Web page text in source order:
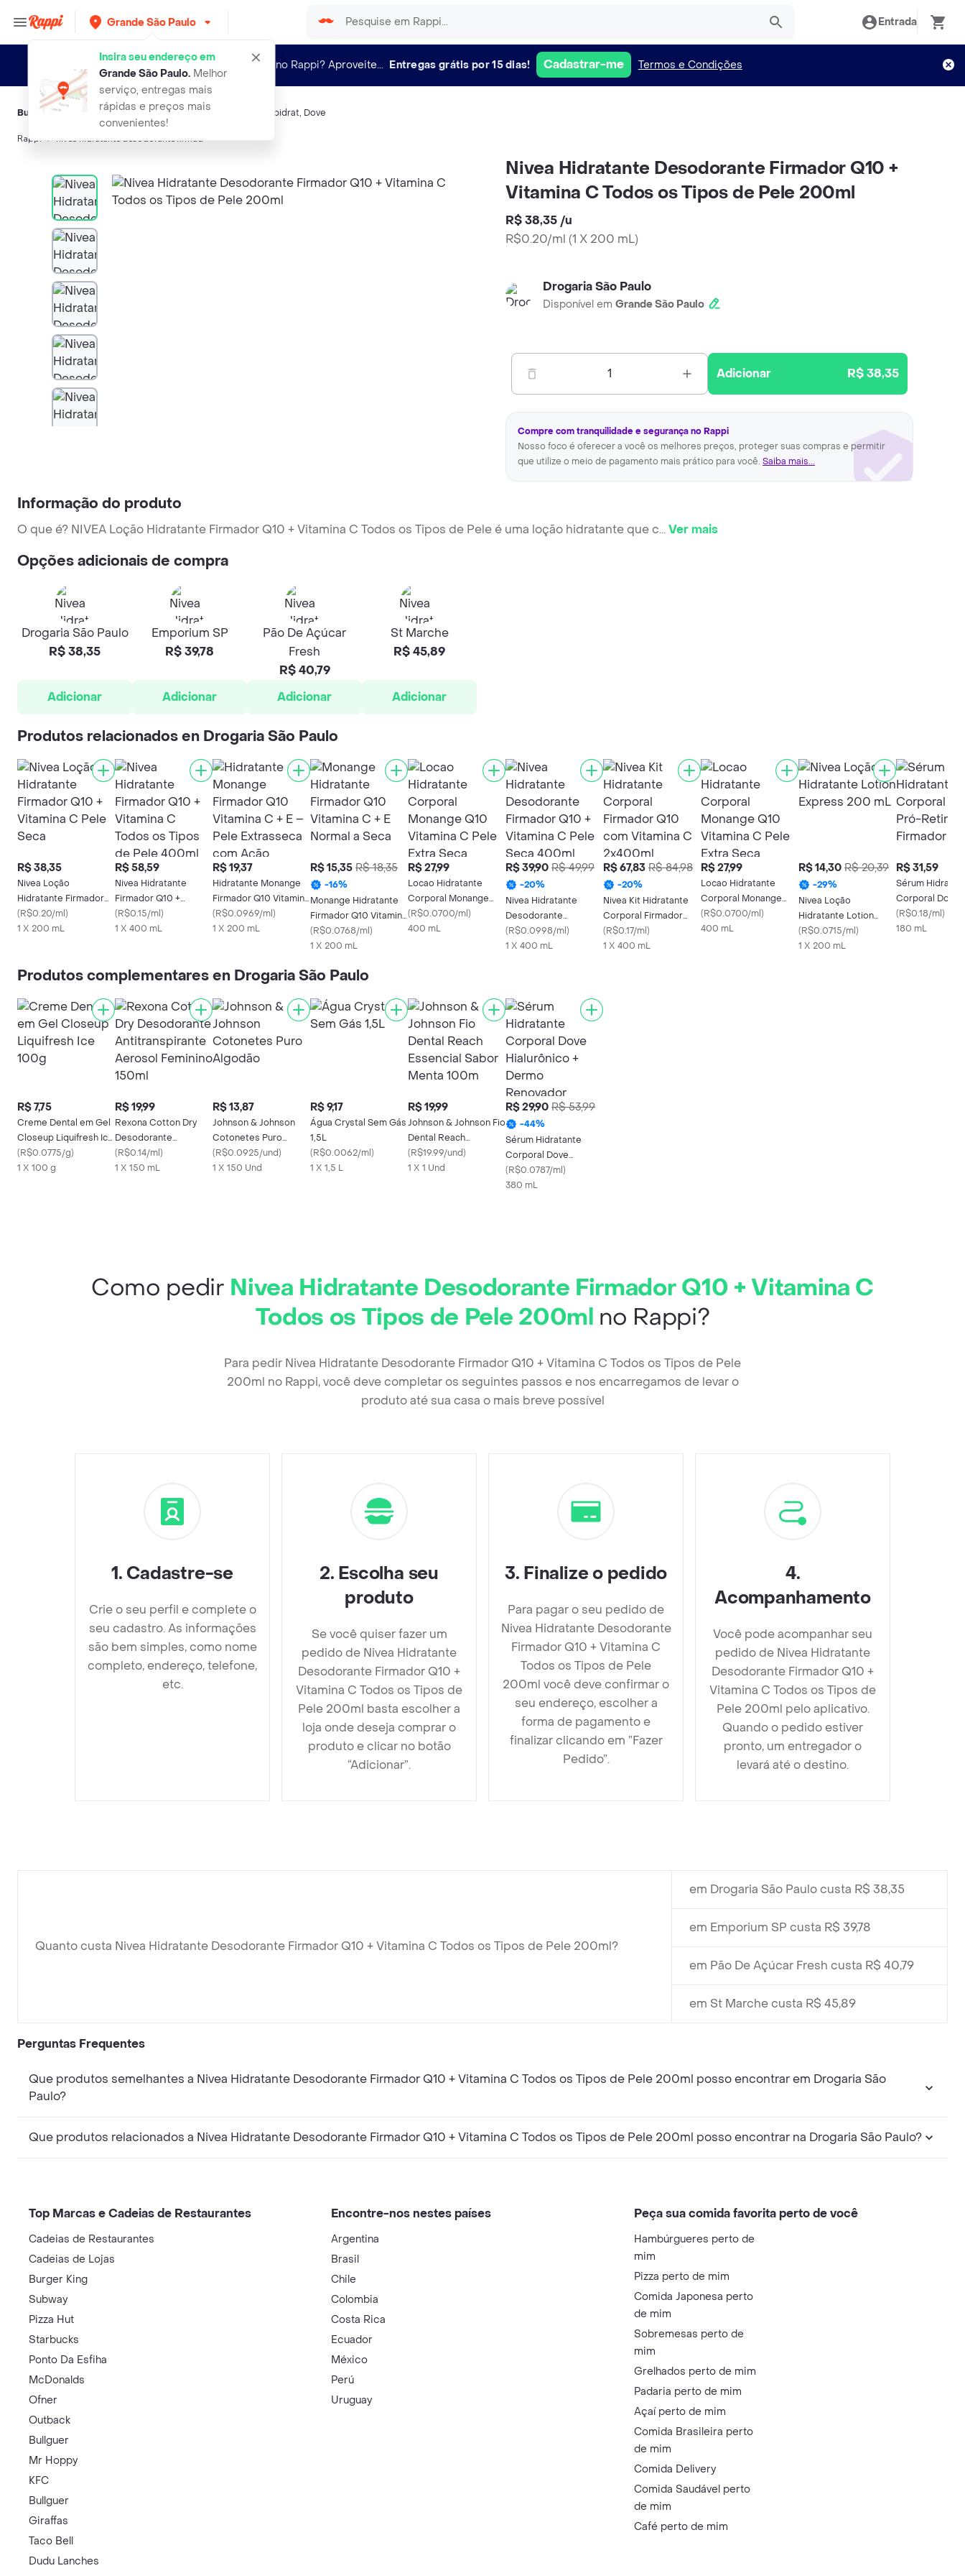
Grande São Paulo
Insira seu endereço em
Grande São Paulo.Melhor
serviço, entregas mais
rápidas e preços mais
convenientes!
Entrada
Novo no Rappi? Aproveite... Entregas grátis por 15 dias! Cadastrar-me Termos e Condições
Buscas relacionadas:Hidratantes faciais, Nivea Epidrat, Dove
Rappi nivea hidratante desodorante firmad
Nivea Hidratante Desodorante Firmador Q10 +
Vitamina C Todos os Tipos de Pele 200ml
R$ 38,35 /u
R$0.20/ml (1 X 200 mL)
Drogaria São Paulo
Disponível em Grande São Paulo
1 Adicionar R$ 38,35
Compre com tranquilidade e segurança no Rappi
Nosso foco é oferecer a você os melhores preços, proteger suas compras e permitir
que utilize o meio de pagamento mais prático para você. Saiba mais...
Informação do produto
O que é? NIVEA Loção Hidratante Firmador Q10 + Vitamina C Todos os Tipos de Pele é uma loção hidratante que c...Ver mais
Opções adicionais de compra
Drogaria São Paulo
R$ 38,35
Adicionar
Emporium SP
R$ 39,78
Adicionar
Pão De Açúcar
Fresh
R$ 40,79
Adicionar
St Marche
R$ 45,89
Adicionar
Produtos relacionados en Drogaria São Paulo
R$ 38,35
Nivea Loção
Hidratante Firmador
Q10 + Vitamina C Pele
Seca
(R$0.20/ml)
1 X 200 mL
R$ 58,59
Nivea Hidratante
Firmador Q10 +
Vitamina C Todos os
Tipos de Pele 400ml
(R$0.15/ml)
1 X 400 mL
R$ 19,37
Hidratante Monange
Firmador Q10 Vitamina
C + E – Pele
Extrasseca com Ação
(R$0.0969/ml)
1 X 200 mL
R$ 15,35 R$ 18,35
-16%
Monange Hidratante
Firmador Q10 Vitamina
C + E Normal a Seca
(R$0.0768/ml)
1 X 200 mL
R$ 27,99
Locao Hidratante
Corporal Monange
Q10 Vitamina C Pele
Extra Seca
(R$0.0700/ml)
400 mL
R$ 39,90 R$ 49,99
-20%
Nivea Hidratante
Desodorante
Firmador Q10 +
Vitamina C Pele Seca
(R$0.0998/ml)
1 X 400 mL
R$ 67,83 R$ 84,98
-20%
Nivea Kit Hidratante
Corporal Firmador
Q10 com Vitamina C
2x400ml
(R$0.17/ml)
1 X 400 mL
R$ 27,99
Locao Hidratante
Corporal Monange
Q10 Vitamina C Pele
Extra Seca
(R$0.0700/ml)
400 mL
R$ 14,30 R$ 20,39
-29%
Nivea Loção
Hidratante Lotion
Express 200 mL
(R$0.0715/ml)
1 X 200 mL
R$ 31,59
Sérum
Corporal Dove
Retinol +
180ml
(R$0.18/ml)
180 mL
Produtos complementares en Drogaria São Paulo
R$ 7,75
Creme Dental em Gel
Closeup Liquifresh Ice
100g
(R$0.0775/g)
1 X 100 g
R$ 19,99
Rexona Cotton Dry
Desodorante
Antitranspirante
Aerosol Feminino
(R$0.14/ml)
1 X 150 mL
R$ 13,87
Johnson & Johnson
Cotonetes Puro
Algodão
(R$0.0925/und)
1 X 150 Und
R$ 9,17
Água Crystal Sem Gás
1,5L
(R$0.0062/ml)
1 X 1,5 L
R$ 19,99
Johnson & Johnson Fio
Dental Reach
Essencial Sabor
Menta 100m
(R$19.99/und)
1 X 1 Und
R$ 29,90 R$ 53,99
-44%
Sérum Hidratante
Corporal Dove
Hialurônico + Dermo
Renovador 380ml
(R$0.0787/ml)
380 mL
Como pedir Nivea Hidratante Desodorante Firmador Q10 + Vitamina C
Todos os Tipos de Pele 200ml no Rappi?
Para pedir Nivea Hidratante Desodorante Firmador Q10 + Vitamina C Todos os Tipos de Pele
200ml no Rappi, você deve completar os seguintes passos e nos encarregamos de levar o
produto até sua casa o mais breve possível
1. Cadastre-se
Crie o seu perfil e complete o
seu cadastro. As informações
são bem simples, como nome
completo, endereço, telefone,
etc.
2. Escolha seu
produto
Se você quiser fazer um
pedido de Nivea Hidratante
Desodorante Firmador Q10 +
Vitamina C Todos os Tipos de
Pele 200ml basta escolher a
loja onde deseja comprar o
produto e clicar no botão
“Adicionar”.
3. Finalize o pedido
Para pagar o seu pedido de
Nivea Hidratante Desodorante
Firmador Q10 + Vitamina C
Todos os Tipos de Pele
200ml você deve confirmar o
seu endereço, escolher a
forma de pagamento e
finalizar clicando em ”Fazer
Pedido”.
4.
Acompanhamento
Você pode acompanhar seu
pedido de Nivea Hidratante
Desodorante Firmador Q10 +
Vitamina C Todos os Tipos de
Pele 200ml pelo aplicativo.
Quando o pedido estiver
pronto, um entregador o
levará até o destino.
Quanto custa Nivea Hidratante Desodorante Firmador Q10 + Vitamina C Todos os Tipos de Pele 200ml?
em Drogaria São Paulo custa R$ 38,35
em Emporium SP custa R$ 39,78
em Pão De Açúcar Fresh custa R$ 40,79
em St Marche custa R$ 45,89
Perguntas Frequentes
Que produtos semelhantes a Nivea Hidratante Desodorante Firmador Q10 + Vitamina C Todos os Tipos de Pele 200ml posso encontrar em Drogaria São
Paulo?
Que produtos relacionados a Nivea Hidratante Desodorante Firmador Q10 + Vitamina C Todos os Tipos de Pele 200ml posso encontrar na Drogaria São Paulo?
Top Marcas e Cadeias de Restaurantes
Cadeias de Restaurantes
Cadeias de Lojas
Burger King
Subway
Pizza Hut
Starbucks
Ponto Da Esfiha
McDonalds
Ofner
Outback
Bullguer
Mr Hoppy
KFC
Bullguer
Giraffas
Taco Bell
Dudu Lanches
Encontre-nos nestes países
Argentina
Brasil
Chile
Colombia
Costa Rica
Ecuador
México
Perú
Uruguay
Peça sua comida favorita perto de você
Hambúrgueres perto de
mim
Pizza perto de mim
Comida Japonesa perto
de mim
Sobremesas perto de
mim
Grelhados perto de mim
Padaria perto de mim
Açaí perto de mim
Comida Brasileira perto
de mim
Comida Delivery
Comida Saudável perto
de mim
Café perto de mim